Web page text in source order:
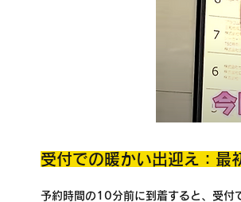
受付での暖かい出迎え：最
予約時間の10分前に到着すると、受付